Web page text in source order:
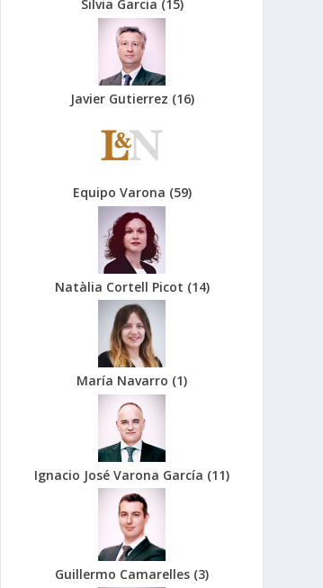
Silvia Garcia (15)
Javier Gutierrez (16)
Equipo Varona (59)
Natàlia Cortell Picot (14)
María Navarro (1)
Ignacio José Varona García (11)
Guillermo Camarelles (3)